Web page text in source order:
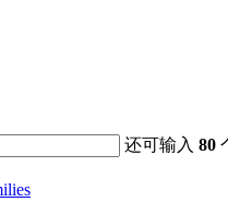
还可输入80